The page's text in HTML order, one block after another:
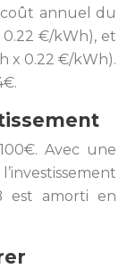
coût annuel du
€/kWh), et
x 0.22 €/kWh).
Avec une
est amorti en